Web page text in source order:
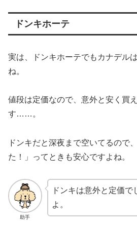
ドンキホーテ
実は、ドンキホーテでもカナデル
ね。
値段は定価なので、意外と安く買
す……。
ドンキだと深夜まで空いてるので
た！」ってときも安心ですよね。
助手
ドンキは意外と定価
よ。